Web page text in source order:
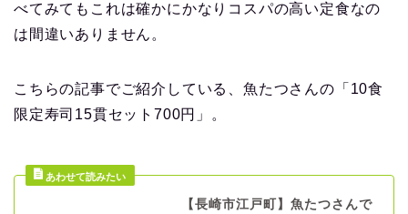
べてみてもこれは確かにかなりコスパの高い定食なの
は間違いありません。
こちらの記事でご紹介している、魚たつさんの「10食
限定寿司15貫セット700円」。
【長崎市江戸町】魚たつさんで